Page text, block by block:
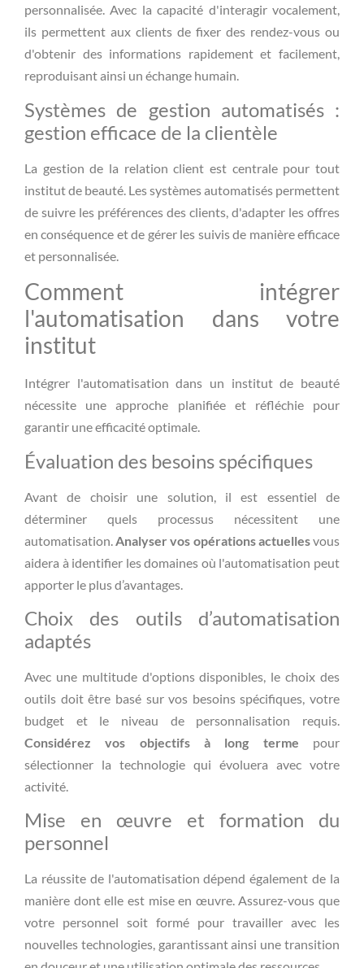
personnalisée. Avec la capacité d'interagir vocalement,
ils permettent aux clients de fixer des rendez-vous ou
d'obtenir des informations rapidement et facilement,
reproduisant ainsi un échange humain.
Systèmes de gestion automatisés :
gestion efficace de la clientèle
La gestion de la relation client est centrale pour tout
institut de beauté. Les systèmes automatisés permettent
de suivre les préférences des clients, d'adapter les offres
en conséquence et de gérer les suivis de manière efficace
et personnalisée.
Comment intégrer
l'automatisation dans votre
institut
Intégrer l'automatisation dans un institut de beauté
nécessite une approche planifiée et réfléchie pour
garantir une efficacité optimale.
Évaluation des besoins spécifiques
Avant de choisir une solution, il est essentiel de
déterminer quels processus nécessitent une
automatisation. Analyser vos opérations actuellesvous
aidera à identifier les domaines où l'automatisation peut
apporter le plus d’avantages.
Choix des outils d’automatisation
adaptés
Avec une multitude d'options disponibles, le choix des
outils doit être basé sur vos besoins spécifiques, votre
budget et le niveau de personnalisation requis.
Considérez vos objectifs à long terme pour
sélectionner la technologie qui évoluera avec votre
activité.
Mise en œuvre et formation du
personnel
La réussite de l'automatisation dépend également de la
manière dont elle est mise en œuvre. Assurez-vous que
votre personnel soit formé pour travailler avec les
nouvelles technologies, garantissant ainsi une transition